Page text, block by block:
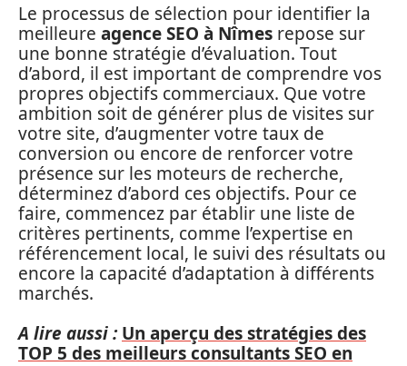
Le processus de sélection pour identifier la
meilleure agence SEO à Nîmes repose sur
une bonne stratégie d’évaluation. Tout
d’abord, il est important de comprendre vos
propres objectifs commerciaux. Que votre
ambition soit de générer plus de visites sur
votre site, d’augmenter votre taux de
conversion ou encore de renforcer votre
présence sur les moteurs de recherche,
déterminez d’abord ces objectifs. Pour ce
faire, commencez par établir une liste de
critères pertinents, comme l’expertise en
référencement local, le suivi des résultats ou
encore la capacité d’adaptation à différents
marchés.
A lire aussi : Un aperçu des stratégies des
TOP 5 des meilleurs consultants SEO en